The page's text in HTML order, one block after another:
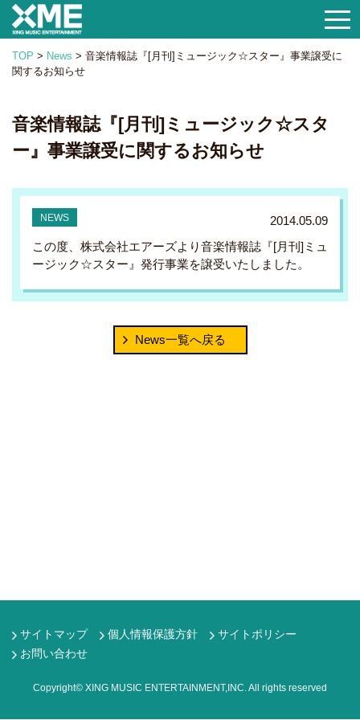
TOP > News > 音楽情報誌『[月刊]ミュージック☆スター』事業譲受に
関するお知らせ
音楽情報誌『[月刊]ミュージック☆スタ
ー』事業譲受に関するお知らせ
2014.05.09
この度、株式会社エアーズより音楽情報誌『[月刊]ミュ
ージック☆スター』発行事業を譲受いたしました。
News一覧へ戻る
サイトマップ 個人情報保護方針
サイトポリシー
お問い合わせ
Copyright© XING MUSIC ENTERTAINMENT,INC. All rights reserved